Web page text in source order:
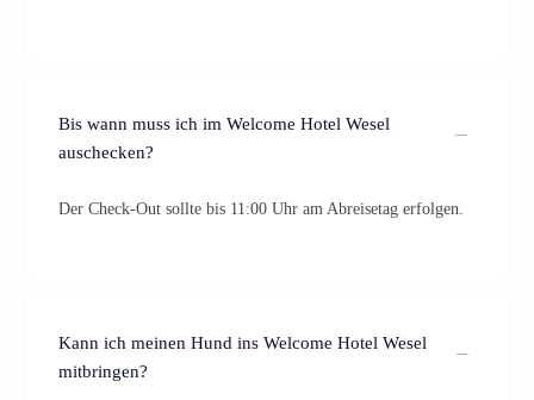
Bis wann muss ich im Welcome Hotel Wesel
auschecken?
Der Check-Out sollte bis 11:00 Uhr am Abreisetag erfolgen.
Kann ich meinen Hund ins Welcome Hotel Wesel
mitbringen?